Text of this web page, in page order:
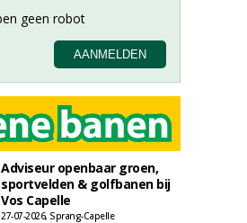
Adviseur openbaar groen,
sportvelden & golfbanen bij
Vos Capelle
27-07-2026, Sprang-Capelle